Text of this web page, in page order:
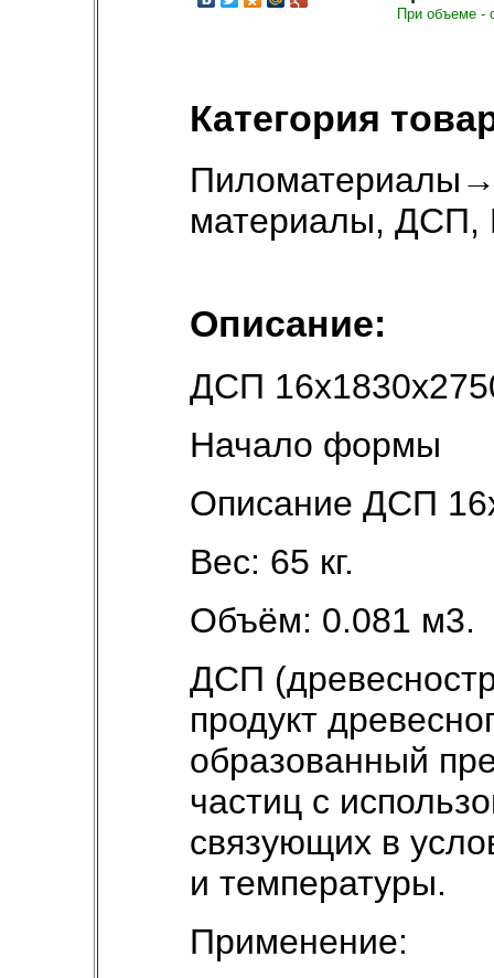
При объеме -
Категория
Пиломатериалы
материалы,
Описание:
ДСП
Начало формы
Описание ДСП
Вес: 65 кг.
Объём: 0.081 м3.
ДСП
продукт
образованный
частиц с
связующих в
и температуры.
Применение: